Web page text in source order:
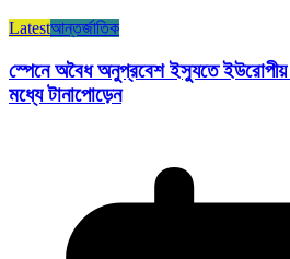
Latestআন্তর্জাতিক
স্পেনে অবৈধ অনুপ্রবেশ ইস্যুতে
মধ্যে টানাপোড়েন